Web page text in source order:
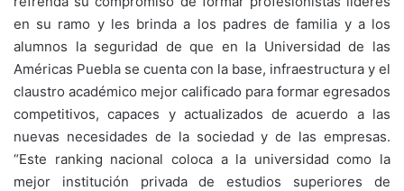
en su ramo y les brinda a los padres de familia y a los
alumnos la seguridad de que en la Universidad de las
Américas Puebla se cuenta con la base, infraestructura y el
claustro académico mejor calificado para formar egresados
competitivos, capaces y actualizados de acuerdo a las
nuevas necesidades de la sociedad y de las empresas.
“Este ranking nacional coloca a la universidad como la
mejor institución privada de estudios superiores de